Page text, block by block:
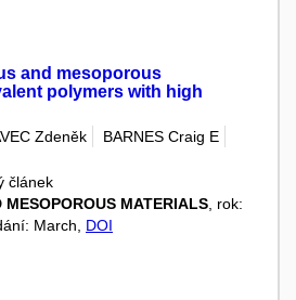
and mesoporous
polymers with high
Zdeněk
BARNES Craig E
článek
MESOPOROUS MATERIALS , rok:
March, DOI